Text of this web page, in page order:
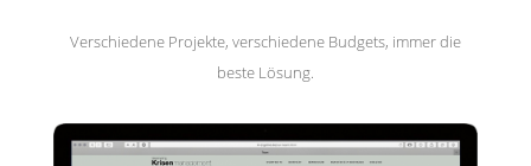
Verschiedene Projekte, verschiedene Budgets, immer die
beste Lösung.